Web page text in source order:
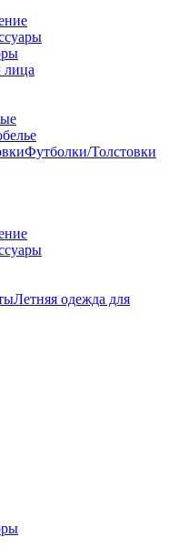
Футболки/Толстовки
Летняя одежда для